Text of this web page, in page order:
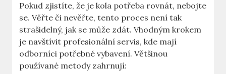
Pokud zjistíte, že je kola potřeba rovnát, nebojte
se. Věřte či nevěřte, tento proces není tak
strašidelný, jak se může zdát. Vhodným krokem
je navštívit profesionální servis, kde mají
odborníci potřebné vybavení. Většinou
používané metody zahrnují: